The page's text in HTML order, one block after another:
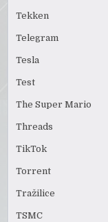
Tekken
Telegram
Tesla
Test
The Super Mario
Threads
TikTok
Torrent
Tražilice
TSMC